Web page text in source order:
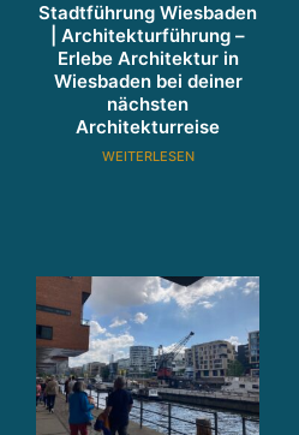
Stadtführung Wiesbaden
| Architekturführung –
Erlebe Architektur in
Wiesbaden bei deiner
nächsten
Architekturreise
WEITERLESEN